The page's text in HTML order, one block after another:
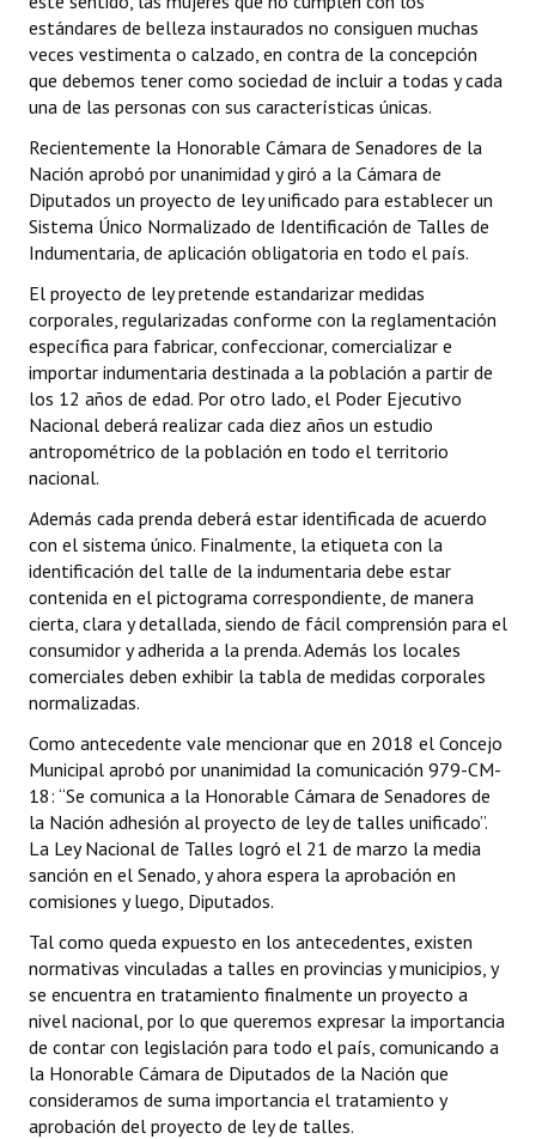
Huéspedes de Honor - Registro
Antiguos Pobladores - Registro
Reconocimientos - Registro
Bariloche, Municipio intercultural
Entrega de distinciones
estándares de belleza instaurados no consiguen muchas
veces vestimenta o calzado, en contra de la concepción
que debemos tener como sociedad de incluir a todas y cada
una de las personas con sus características únicas.
Recientemente la Honorable Cámara de Senadores de la
Nación aprobó por unanimidad y giró a la Cámara de
Diputados un proyecto de ley unificado para establecer un
Sistema Único Normalizado de Identificación de Talles de
Indumentaria, de aplicación obligatoria en todo el país.
El proyecto de ley pretende estandarizar medidas
corporales, regularizadas conforme con la reglamentación
específica para fabricar, confeccionar, comercializar e
importar indumentaria destinada a la población a partir de
los 12 años de edad. Por otro lado, el Poder Ejecutivo
Nacional deberá realizar cada diez años un estudio
antropométrico de la población en todo el territorio
nacional.
Además cada prenda deberá estar identificada de acuerdo
con el sistema único. Finalmente, la etiqueta con la
identificación del talle de la indumentaria debe estar
contenida en el pictograma correspondiente, de manera
cierta, clara y detallada, siendo de fácil comprensión para el
consumidor y adherida a la prenda. Además los locales
comerciales deben exhibir la tabla de medidas corporales
normalizadas.
Como antecedente vale mencionar que en 2018 el Concejo
Municipal aprobó por unanimidad la comunicación 979-CM-
18: “Se comunica a la Honorable Cámara de Senadores de
la Nación adhesión al proyecto de ley de talles unificado”.
La Ley Nacional de Talles logró el 21 de marzo la media
sanción en el Senado, y ahora espera la aprobación en
comisiones y luego, Diputados.
Tal como queda expuesto en los antecedentes, existen
normativas vinculadas a talles en provincias y municipios, y
se encuentra en tratamiento finalmente un proyecto a
nivel nacional, por lo que queremos expresar la importancia
de contar con legislación para todo el país, comunicando a
la Honorable Cámara de Diputados de la Nación que
consideramos de suma importancia el tratamiento y
aprobación del proyecto de ley de talles.